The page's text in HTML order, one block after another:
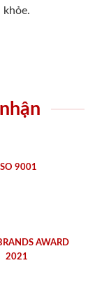
khỏe.
ISO 9001
AWARD
2021